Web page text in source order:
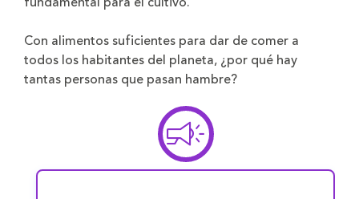
Con alimentos suficientes para dar de comer a
todos los habitantes del planeta, ¿por qué hay
tantas personas que pasan hambre?